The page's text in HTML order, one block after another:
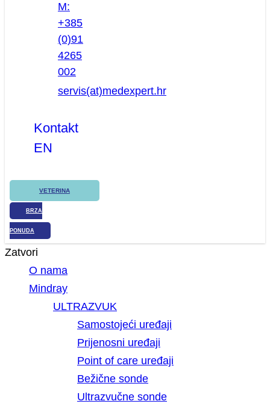
M:
+385
(0)91
4265
002
servis(at)medexpert.hr
Kontakt
EN
VETERINA
BRZA
PONUDA
Zatvori
O nama
Mindray
ULTRAZVUK
Samostojeći uređaji
Prijenosni uređaji
Point of care uređaji
Bežične sonde
Ultrazvučne sonde